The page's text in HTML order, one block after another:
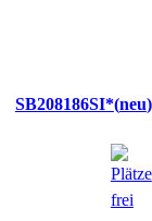
SB208186SI* neu